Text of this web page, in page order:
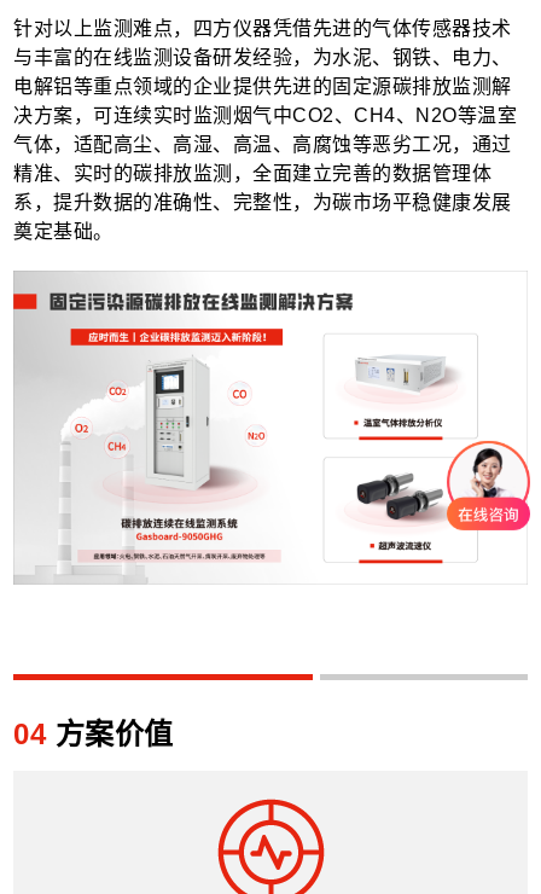
针对以上监测难点，四方仪器凭借先进的气体传感器技术
与丰富的在线监测设备研发经验，为水泥、钢铁、电力、
电解铝等重点领域的企业提供先进的固定源碳排放监测解
决方案，可连续实时监测烟气中CO2、CH4、N2O等温室
气体，适配高尘、高湿、高温、高腐蚀等恶劣工况，通过
精准、实时的碳排放监测，全面建立完善的数据管理体
系，提升数据的准确性、完整性，为碳市场平稳健康发展
奠定基础。
04方案价值